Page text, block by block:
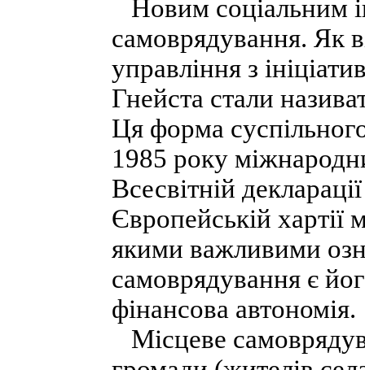
Новим соціальним
самоврядування. Як
управління з
Гнейста стали
Ця форма
1985 року
Всесвітній
Європейській хартії
якими важливими
самоврядування є
фінансова автономія.
Місцеве